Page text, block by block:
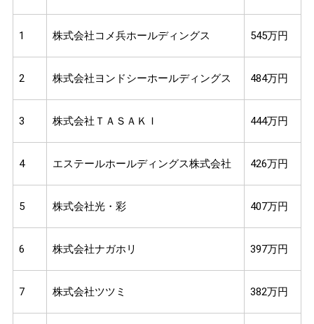
1 株式会社コメ兵ホールディングス 545万円
2 株式会社ヨンドシーホールディングス 484万円
3 株式会社ＴＡＳＡＫＩ 444万円
4 エステールホールディングス株式会社 426万円
5 株式会社光・彩 407万円
6 株式会社ナガホリ 397万円
7 株式会社ツツミ 382万円